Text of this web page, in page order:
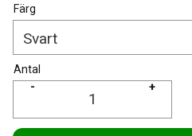
Färg
Antal
+
-